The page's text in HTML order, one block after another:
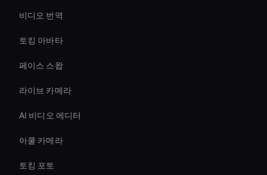
비디오 번역
토킹 아바타
페이스 스왑
라이브 카메라
AI 비디오 에디터
아쿨 카메라
토킹 포토